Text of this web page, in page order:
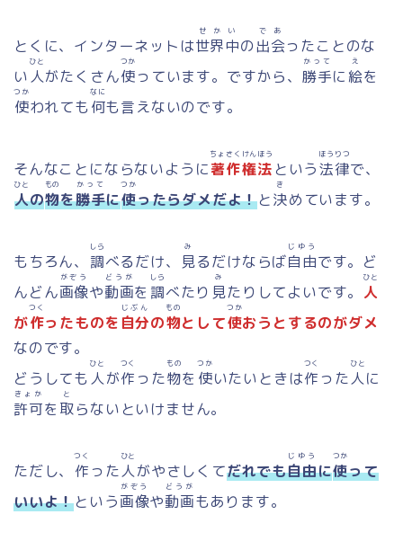
とくに、インターネットは世界中
せかい
の出会
であ
ったことのな
い人
ひと
がたくさん使
つか
っています。ですから、 勝手
かって
に 絵
え
を
使
つか
われても何
なに
も言えないのです。
そんなことにならないように著作権法
ちょさくけんほう
という法律
ほうりつ
で、
人
ひと
の物
もの
を勝手
かって
に使
つか
ったらダメだよ！と決
き
めています。
もちろん、 調
しら
べるだけ、 見
み
るだけならば自由
じゆう
です。ど
んどん画像
がぞう
や動画
どうが
を 調
しら
べたり 見
み
たりしてよいです。 人
ひと
が作
つく
ったものを自分
じぶん
の物
もの
として使
つか
おうとするのがダメ
なのです。
どうしても人
ひと
が作
つく
った物
もの
を 使
つか
いたいときは作
つく
った人
ひと
に
許可
きょか
を 取
と
らないといけません。
ただし、 作
つく
った人
ひと
がやさしくてだれでも自由
じゆう
に使
つか
って
いいよ！という画像
がぞう
や動画
どうが
もあります。